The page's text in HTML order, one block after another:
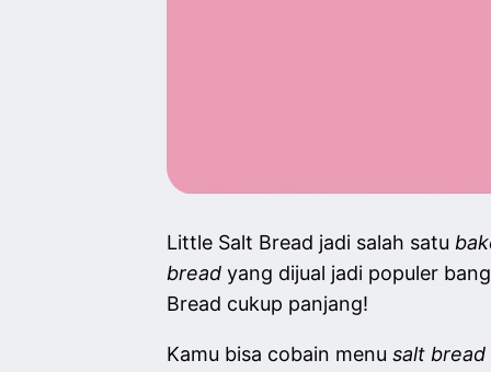
Little Salt Bread jadi salah satu
breadyang dijual jadi populer
Bread cukup panjang!
Kamu bisa cobain menu salt bread